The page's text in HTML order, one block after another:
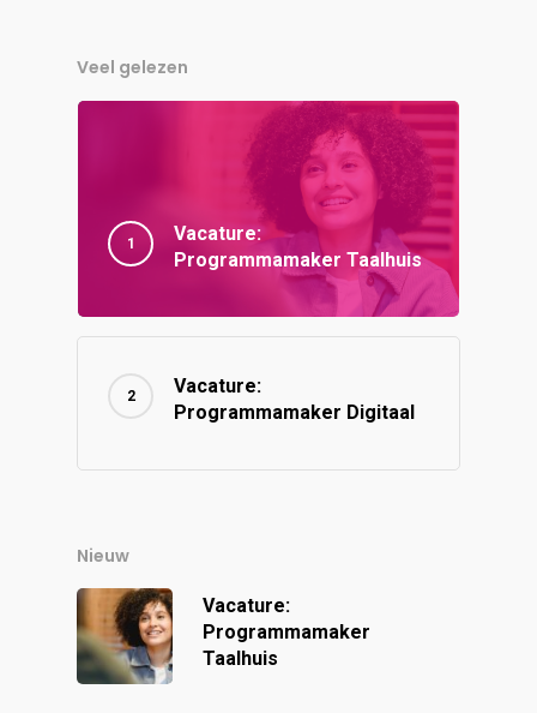
Veel gelezen
Vacature:
Programmamaker Taalhuis
Vacature:
Programmamaker Digitaal
Nieuw
Vacature:
Programmamaker
Taalhuis